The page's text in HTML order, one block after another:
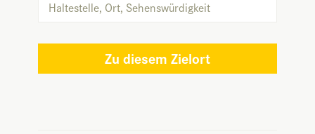
Zu diesem Zielort